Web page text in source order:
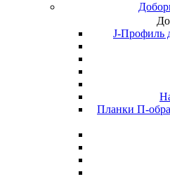
J-Профиль
Планки П-